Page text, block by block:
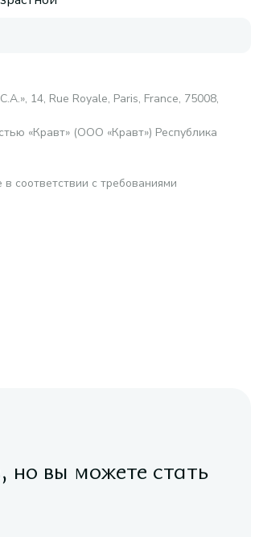
14, Rue Royale, Paris, France, 75008,
«Кравт» (ООО «Кравт») Республика
соответствии с требованиями
но вы можете стать